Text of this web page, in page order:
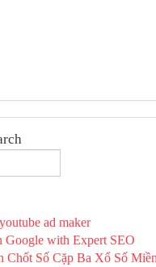
ad maker
Google with Expert SEO
Chốt Số Cặp Ba Xổ Số